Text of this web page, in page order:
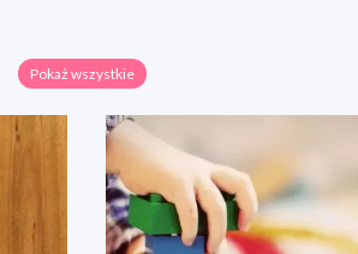
Pokaż wszystkie